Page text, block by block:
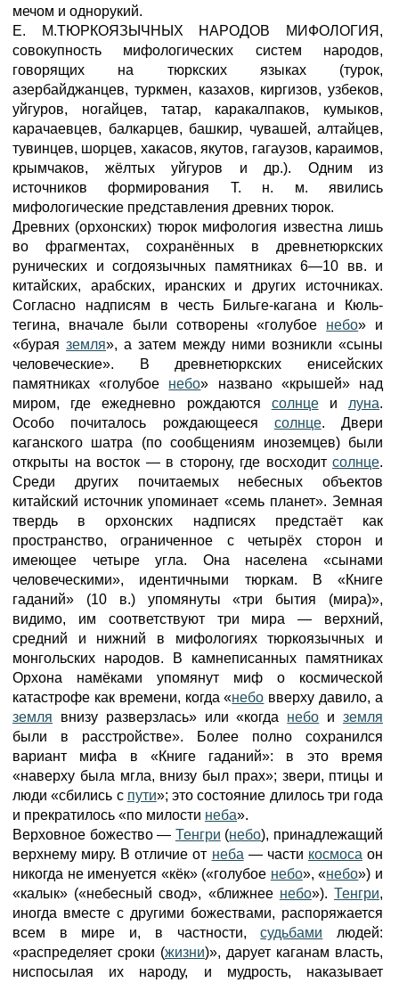
мечом и однорукий.
Е. М.ТЮРКОЯЗЫЧНЫХ НАРОДОВ МИФОЛОГИЯ,
совокупность мифологических систем народов,
говорящих на тюркских языках (турок,
азербайджанцев, туркмен, казахов, киргизов, узбеков,
уйгуров, ногайцев, татар, каракалпаков, кумыков,
карачаевцев, балкарцев, башкир, чувашей, алтайцев,
тувинцев, шорцев, хакасов, якутов, гагаузов, караимов,
крымчаков, жёлтых уйгуров и др.). Одним из
источников формирования Т. н. м. явились
мифологические представления древних тюрок.
Древних (орхонских) тюрок мифология известна лишь
во фрагментах, сохранённых в древнетюркских
рунических и согдоязычных памятниках 6—10 вв. и
китайских, арабских, иранских и других источниках.
Согласно надписям в честь Бильге-кагана и Кюль-
тегина, вначале были сотворены «голубое небо» и
«бурая земля», а затем между ними возникли «сыны
человеческие». В древнетюркских енисейских
памятниках «голубое небо» названо «крышей» над
миром, где ежедневно рождаются солнцеи луна.
Особо почиталось рождающееся солнце. Двери
каганского шатра (по сообщениям иноземцев) были
открыты на восток — в сторону, где восходит солнце.
Среди других почитаемых небесных объектов
китайский источник упоминает «семь планет». Земная
твердь в орхонских надписях предстаёт как
пространство, ограниченное с четырёх сторон и
имеющее четыре угла. Она населена «сынами
человеческими», идентичными тюркам. В «Книге
гаданий» (10 в.) упомянуты «три бытия (мира)»,
видимо, им соответствуют три мира — верхний,
средний и нижний в мифологиях тюркоязычных и
монгольских народов. В камнеписанных памятниках
Орхона намёками упомянут миф о космической
катастрофе как времени, когда «небо вверху давило, а
земля внизу разверзлась» или «когда небо иземля
были в расстройстве». Более полно сохранился
вариант мифа в «Книге гаданий»: в это время
«наверху была мгла, внизу был прах»; звери, птицы и
люди «сбились с пути»; это состояние длилось три года
и прекратилось «по милости неба».
Верховное божество — Тенгри (небо), принадлежащий
верхнему миру. В отличие от неба — части космоса он
никогда не именуется «кёк» («голубое небо», «небо») и
«калык» («небесный свод», «ближнее небо»).Тенгри,
иногда вместе с другими божествами, распоряжается
всем в мире и, в частности,судьбами людей:
«распределяет сроки (жизни)», дарует каганам власть,
ниспосылая их народу, и мудрость, наказывает